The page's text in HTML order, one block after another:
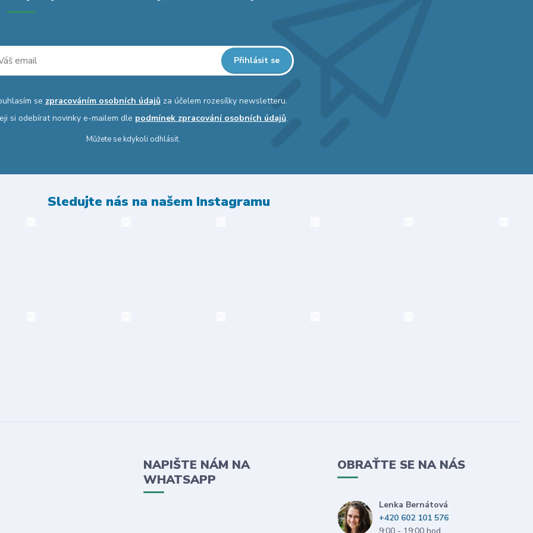
Přihlásit se
se zpracováním osobních údajůza účelem rozesílky newsletteru.
si odebírat novinky e-mailem dle podmínek zpracování osobních údajů.
Můžete se kdykoli odhlásit.
Sledujte nás na našem Instagramu
NAPIŠTE NÁM NA
WHATSAPP
OBRAŤTE SE NA NÁS
Lenka Bernátová
+420 602 101 576